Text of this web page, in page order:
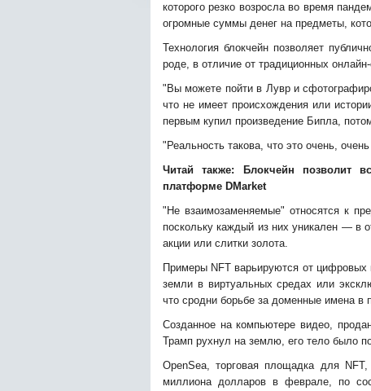
которого резко возросла во время
огромные суммы денег на предметы,
Технология блокчейн позволяет
роде, в отличие от традиционных
"Вы можете пойти в Лувр и
что не имеет происхождения или
первым купил произведение Бипла,
"Реальность такова, что это очень,
Читай также:
Блокчейн позволит
платформе DMarket
"Не взаимозаменяемые" относятся к
поскольку каждый из них уникален — в
акции или слитки золота.
Примеры NFT варьируются от цифровых
земли в виртуальных средах или
что сродни борьбе за доменные имена в
Созданное на компьютере видео,
Трамп рухнул на землю, его тело было
OpenSea, торговая площадка для
миллиона долларов в феврале, по